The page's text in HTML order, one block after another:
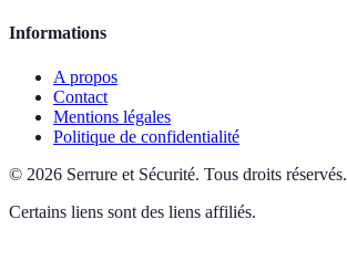
Informations
A propos
Contact
Mentions légales
Politique de confidentialité
© 2026 Serrure et Sécurité. Tous droits réservés.
Certains liens sont des liens affiliés.